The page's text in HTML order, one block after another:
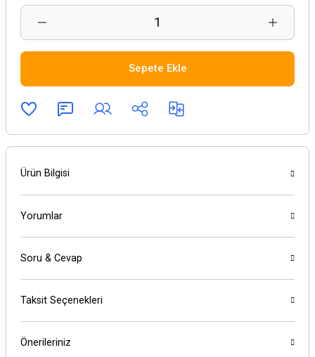
Sepete Ekle
Ürün Bilgisi
Yorumlar
Soru & Cevap
Taksit Seçenekleri
Önerileriniz